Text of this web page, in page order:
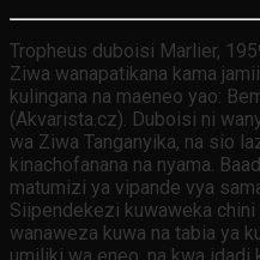
Tropheus duboisi Marlier,
Ziwa wanapatikana kama
kulingana na maeneo yao:
(Akvarista.cz). Duboisi ni
wa Ziwa Tanganyika, na sio
kinachofanana na nyama.
matumizi ya vipande vya
Siipendekezi kuwaweka chini
wanaweza kuwa na tabia ya
umiliki wa eneo, na kwa idadi